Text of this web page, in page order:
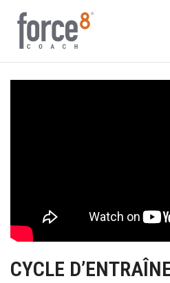
CYCLE